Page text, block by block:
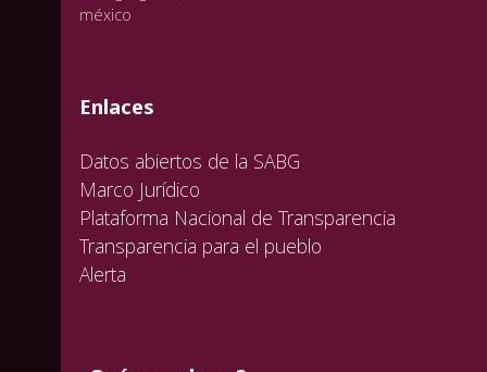
valida
valida
valida
Enlaces
Datos abiertos de la SABG
Marco Jurídico
Plataforma Nacional de Transparencia
Transparencia para el pueblo
Alerta